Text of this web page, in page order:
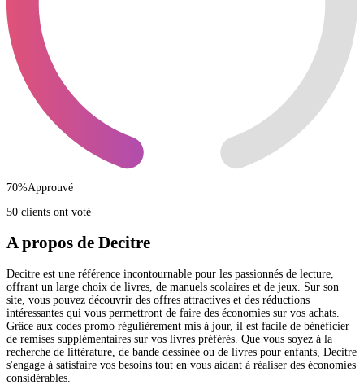
70%Approuvé
50 clients ont voté
A propos de Decitre
Decitre est une référence incontournable pour les passionnés de lecture,
offrant un large choix de livres, de manuels scolaires et de jeux. Sur son
site, vous pouvez découvrir des offres attractives et des réductions
intéressantes qui vous permettront de faire des économies sur vos achats.
Grâce aux codes promo régulièrement mis à jour, il est facile de bénéficier
de remises supplémentaires sur vos livres préférés. Que vous soyez à la
recherche de littérature, de bande dessinée ou de livres pour enfants, Decitre
s'engage à satisfaire vos besoins tout en vous aidant à réaliser des économies
considérables.